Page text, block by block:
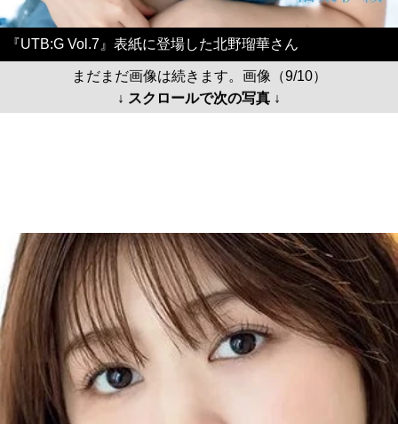
『UTB:G Vol.7』表紙に登場した北野瑠華さん
まだまだ画像は続きます。画像（9/10）
↓ スクロールで次の写真 ↓